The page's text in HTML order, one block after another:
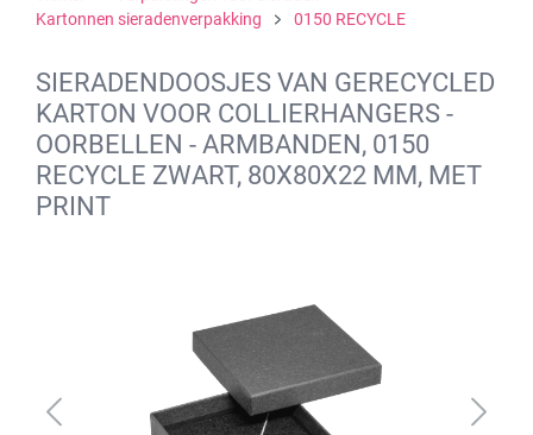
Kartonnen sieradenverpakking
0150 RECYCLE
SIERADENDOOSJES VAN GERECYCLED
KARTON VOOR COLLIERHANGERS -
OORBELLEN - ARMBANDEN, 0150
RECYCLE ZWART, 80X80X22 MM, MET
PRINT